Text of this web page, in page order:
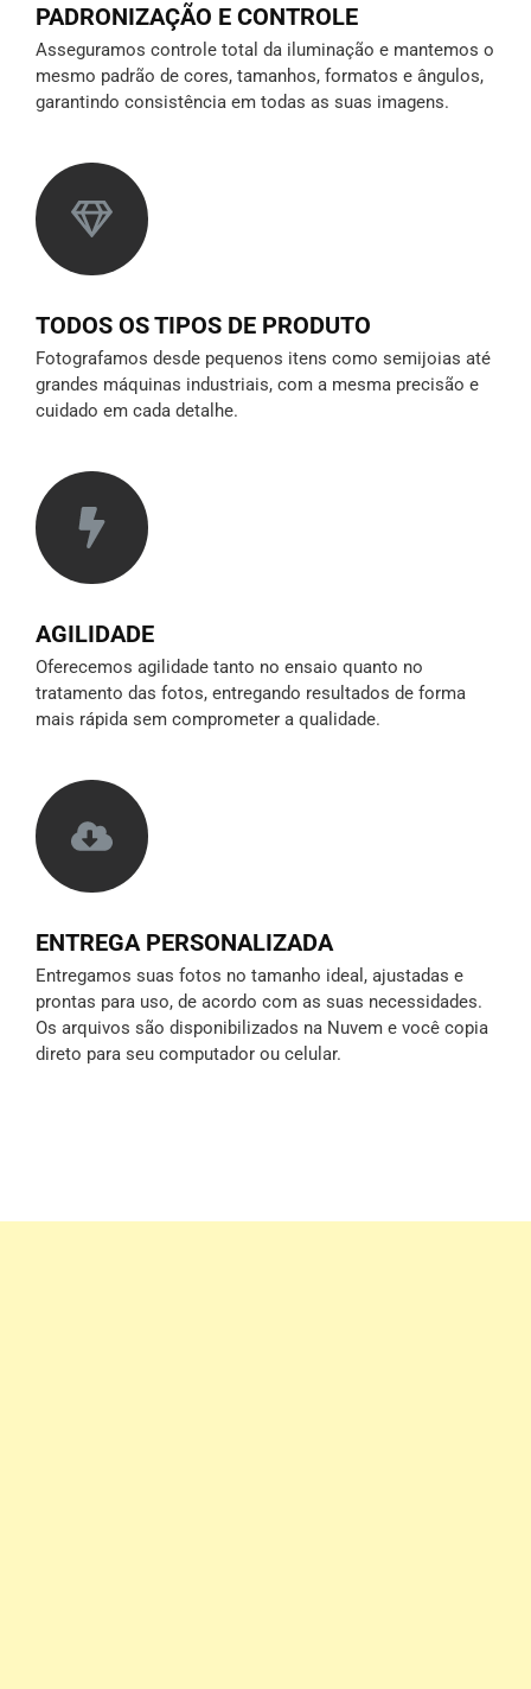
PADRONIZAÇÃO E CONTROLE
Asseguramos controle total da iluminação e mantemos o
mesmo padrão de cores, tamanhos, formatos e ângulos,
garantindo consistência em todas as suas imagens.
TODOS OS TIPOS DE PRODUTO
Fotografamos desde pequenos itens como semijoias até
grandes máquinas industriais, com a mesma precisão e
cuidado em cada detalhe.
AGILIDADE
Oferecemos agilidade tanto no ensaio quanto no
tratamento das fotos, entregando resultados de forma
mais rápida sem comprometer a qualidade.
ENTREGA PERSONALIZADA
Entregamos suas fotos no tamanho ideal, ajustadas e
prontas para uso, de acordo com as suas necessidades.
Os arquivos são disponibilizados na Nuvem e você copia
direto para seu computador ou celular.